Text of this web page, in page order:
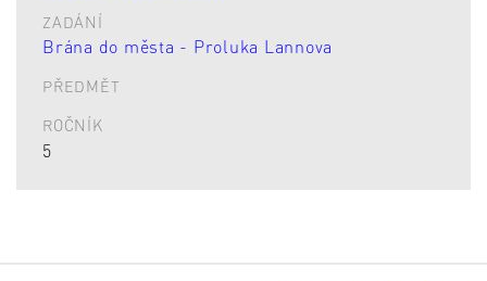
ZADÁNÍ
Brána do města - Proluka Lannova
PŘEDMĚT
ROČNÍK
5